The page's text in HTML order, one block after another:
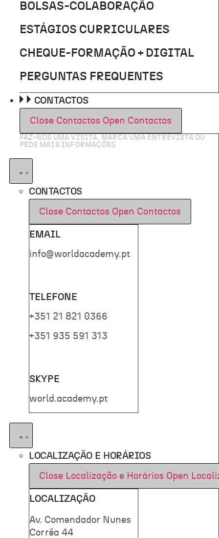
BOLSAS-COLABORAÇÃO
ESTÁGIOS CURRICULARES
CHEQUE-FORMAÇÃO + DIGITAL
PERGUNTAS FREQUENTES
CONTACTOS
Close Contactos Open Contactos
FAZ-NOS UMA VISITA, MARCA UMA ENTREVISTA OU
PEDE MAIS INFORMAÇÕES
CONTACTOS
Close Contactos Open Contactos
EMAIL
info@worldacademy.pt
TELEFONE
+351 21 821 0366
+351 935 591 313
SKYPE
world.academy.pt
LOCALIZAÇÃO E HORÁRIOS
Close Localização e Horários Open
LOCALIZAÇÃO
Av. Comendador Nunes
Corrêa 44